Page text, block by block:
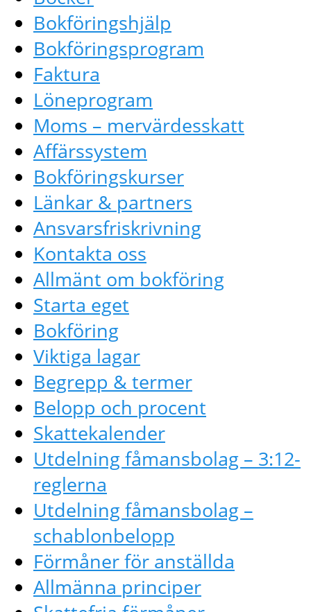
Bokföringshjälp
Bokföringsprogram
Faktura
Löneprogram
Moms – mervärdesskatt
Affärssystem
Bokföringskurser
Länkar & partners
Ansvarsfriskrivning
Kontakta oss
Allmänt om bokföring
Starta eget
Bokföring
Viktiga lagar
Begrepp & termer
Belopp och procent
Skattekalender
Utdelning fåmansbolag – 3:12-
reglerna
Utdelning fåmansbolag –
schablonbelopp
Förmåner för anställda
Allmänna principer